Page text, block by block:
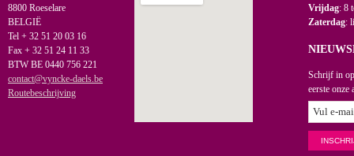
8800 Roeselare
BELGIË
Tel + 32 51 20 03 16
Fax + 32 51 24 11 33
BTW BE 0440 756 221
contact@vyncke-daels.be
Routebeschrijving
Vrijdag: 8
Zaterdag:
Schrijf in
eerste onze